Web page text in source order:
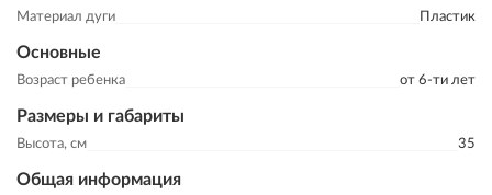
Материал дуги
Пластик
Основные
Возраст ребенка от 6-ти лет
Размеры и габариты
Высота, см 35
Общая информация